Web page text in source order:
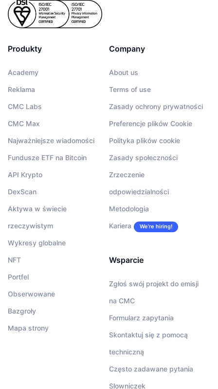
Produkty
Academy
Reklama
CMC Labs
CMC Max
Najważniejsze wiadomości
Fundusze ETF na Bitcoin
API Krypto
DexScan
Aktywa w świecie
rzeczywistym
Wykresy globalne
NFT
Portfel
Obserwowane
Bazgroły
Mapa strony
Company
About us
Terms of use
Zasady ochrony prywatności
Preferencje plików Cookie
Polityka plików cookie
Zasady społeczności
Zrzeczenie
odpowiedzialności
Metodologia
Kariera We’re hiring!
Wsparcie
Zgłoś swój projekt do emisji
na CMC
Formularz zapytania
Skontaktuj się z pomocą
techniczną
Często zadawane pytania
Słowniczek